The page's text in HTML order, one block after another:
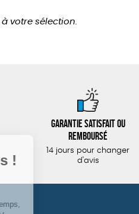
votre sélection.
Garantie satisfait ou
remboursé
14 jours pour changer
d'avis